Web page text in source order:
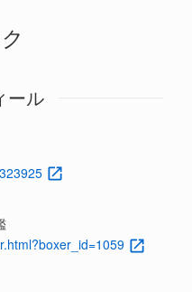
ール